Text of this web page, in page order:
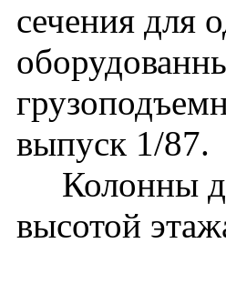
сечения для
выпуск 1/87.
Колонны
высотой